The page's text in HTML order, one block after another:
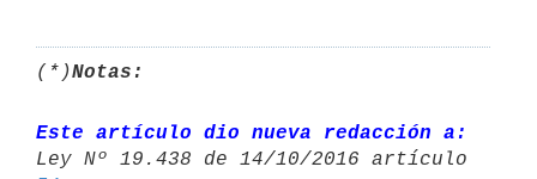
(*)Notas:
Este artículo dio nueva redacción a: